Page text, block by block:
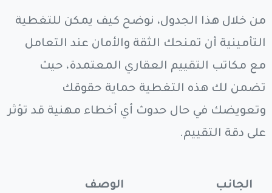
من خلال هذا الجدول، نوضح كيف يمكن للتغطية
التأمينية أن تمنحك الثقة والأمان عند التعامل
مع مكاتب التقييم العقاري المعتمدة، حيث
تضمن لك هذه التغطية حماية حقوقك
وتعويضك في حال حدوث أي أخطاء مهنية قد تؤثر
على دقة التقييم.
الجانب الوصف